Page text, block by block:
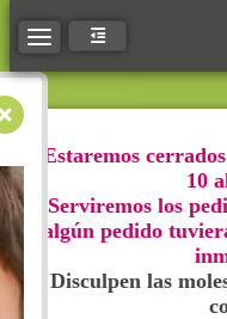
Toggle navigation
Estaremos
10
Serviremos los
algún pedido
Disculpen las